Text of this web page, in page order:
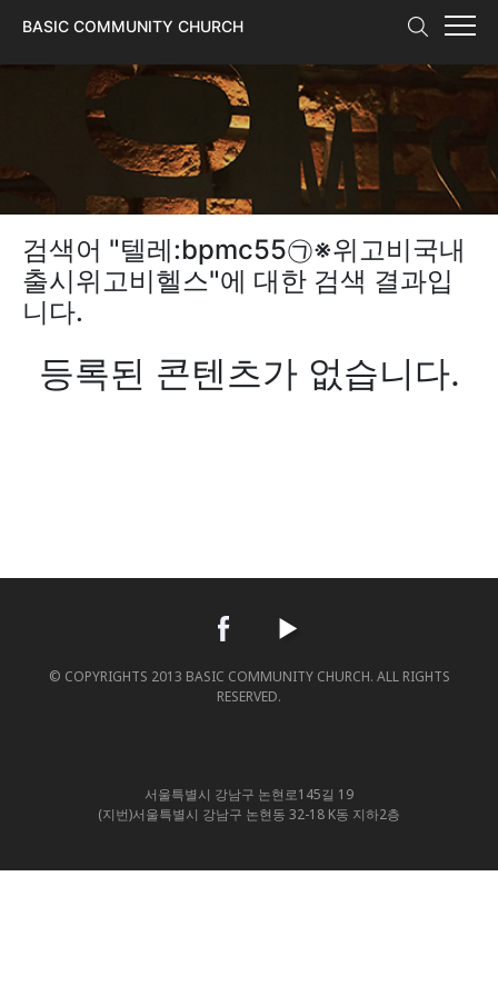
BASIC COMMUNITY CHURCH
검색어 "텔레:bpmc55㉠※위고비국내
출시위고비헬스"에 대한 검색 결과입
니다.
등록된 콘텐츠가 없습니다.
© COPYRIGHTS 2013 BASIC COMMUNITY CHURCH. ALL RIGHTS
RESERVED.
서울특별시 강남구 논현로145길 19
(지번)서울특별시 강남구 논현동 32-18 K동 지하2층